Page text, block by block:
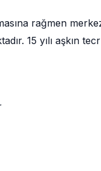
rağmen
15 yılı aşkın